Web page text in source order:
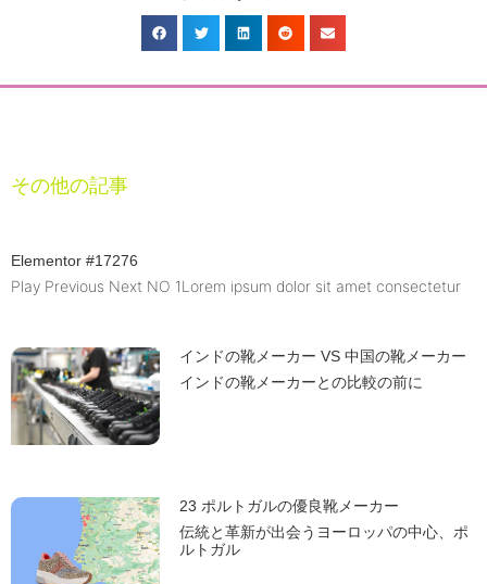
その他の記事
Elementor #17276
Play Previous Next NO 1Lorem ipsum dolor sit amet consectetur
インドの靴メーカー VS 中国の靴メーカー
インドの靴メーカーとの比較の前に
23 ポルトガルの優良靴メーカー
伝統と革新が出会うヨーロッパの中心、ポ
ルトガル